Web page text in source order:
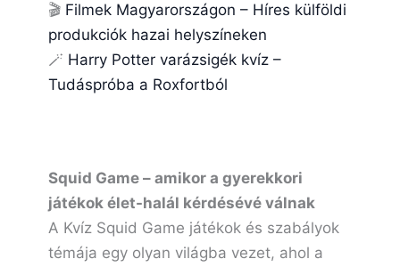
🎬 Filmek Magyarországon – Híres külföldi
produkciók hazai helyszíneken
🪄 Harry Potter varázsigék kvíz –
Tudáspróba a Roxfortból
Squid Game – amikor a gyerekkori
játékok élet-halál kérdésévé válnak
A Kvíz Squid Game játékok és szabályok
témája egy olyan világba vezet, ahol a